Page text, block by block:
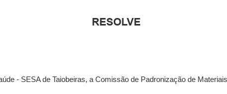
RESOLVE
- SESA de Taiobeiras, a Comissão de Padronização de